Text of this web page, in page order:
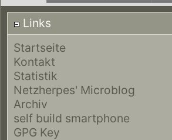
Links
Startseite
Kontakt
Statistik
Netzherpes' Microblog
Archiv
self build smartphone
GPG Key